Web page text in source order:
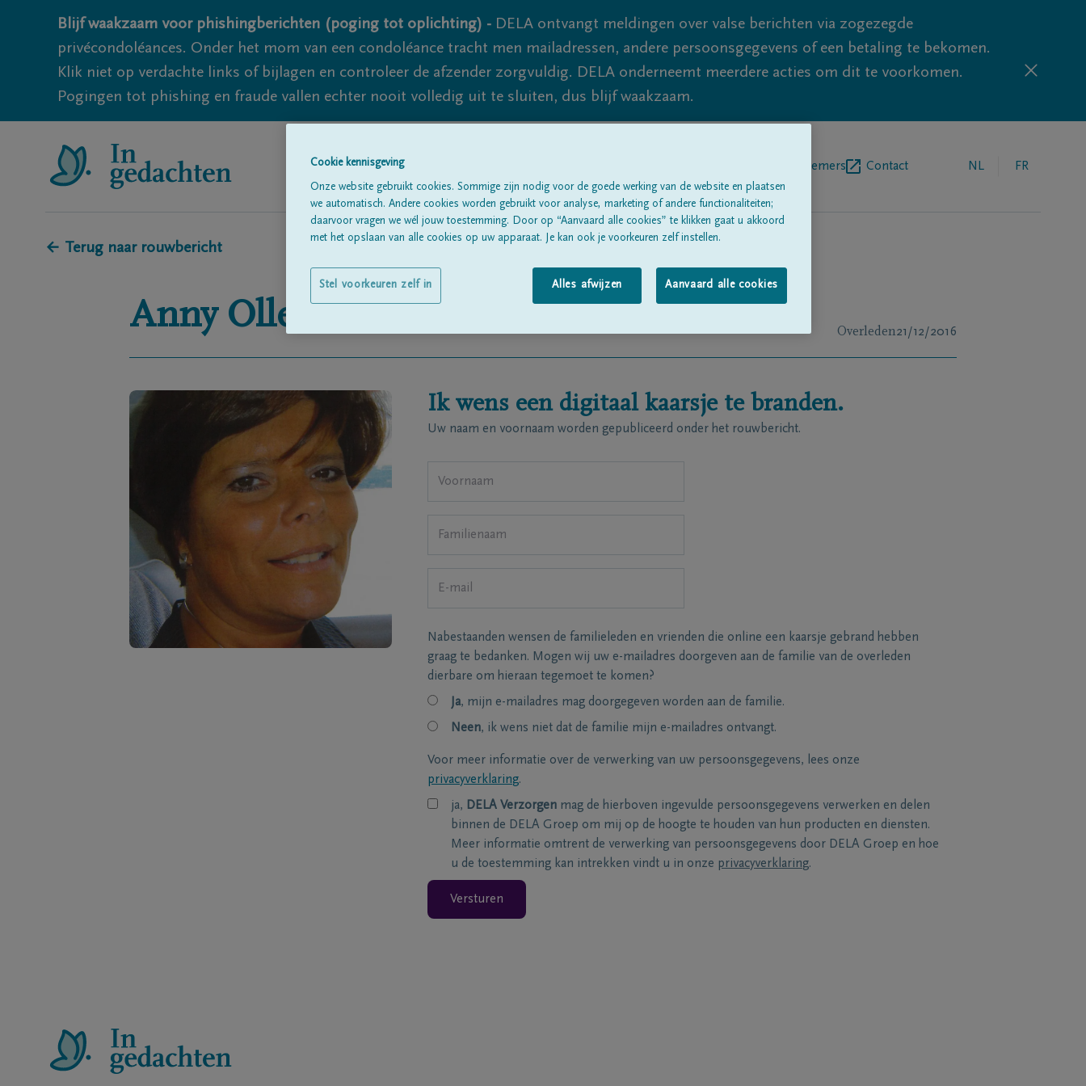
Blijf waakzaam voor phishingberichten (poging tot oplichting) - DELA ontvangt meldingen over valse berichten via zogezegde
privécondoléances. Onder het mom van een condoléance tracht men mailadressen, andere persoonsgegevens of een betaling te bekomen.
Klik niet op verdachte links of bijlagen en controleer de afzender zorgvuldig. DELA onderneemt meerdere acties om dit te voorkomen.
Pogingen tot phishing en fraude vallen echter nooit volledig uit te sluiten, dus blijf waakzaam.
Begrafenisondernemers Contact NL FR
← Terug naar rouwbericht
Anny Ollevier Overleden21/12/2016
Ik wens een digitaal kaarsje te branden.
Uw naam en voornaam worden gepubliceerd onder het rouwbericht.
Nabestaanden wensen de familieleden en vrienden die online een kaarsje gebrand hebben
graag te bedanken. Mogen wij uw e-mailadres doorgeven aan de familie van de overleden
dierbare om hieraan tegemoet te komen?
Ja, mijn e-mailadres mag doorgegeven worden aan de familie.
Neen, ik wens niet dat de familie mijn e-mailadres ontvangt.
Voor meer informatie over de verwerking van uw persoonsgegevens, lees onze
privacyverklaring.
ja, DELA Verzorgen mag de hierboven ingevulde persoonsgegevens verwerken en delen
binnen de DELA Groep om mij op de hoogte te houden van hun producten en diensten.
Meer informatie omtrent de verwerking van persoonsgegevens door DELA Groep en hoe
u de toestemming kan intrekken vindt u in onze privacyverklaring.
Versturen
Cookie kennisgeving
Onze website gebruikt cookies. Sommige zijn nodig voor de goede werking van de website en plaatsen
we automatisch. Andere cookies worden gebruikt voor analyse, marketing of andere functionaliteiten;
daarvoor vragen we wél jouw toestemming. Door op “Aanvaard alle cookies” te klikken gaat u akkoord
met het opslaan van alle cookies op uw apparaat. Je kan ook je voorkeuren zelf instellen.
Alles afwijzen Aanvaard alle cookies
Stel voorkeuren zelf in